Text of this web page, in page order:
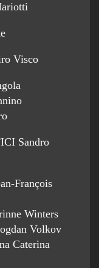
Visco
Sandro
François
Winters
Volkov
Caterina